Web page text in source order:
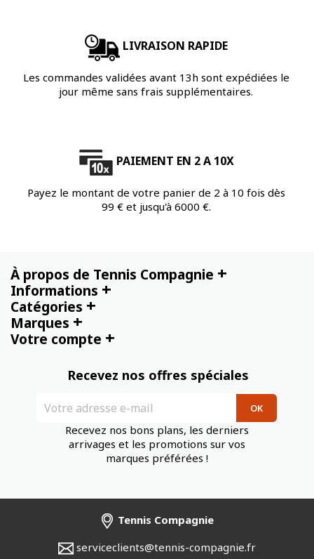
LIVRAISON RAPIDE
Les commandes validées avant 13h sont expédiées le
jour même sans frais supplémentaires.
PAIEMENT EN 2 A 10X
Payez le montant de votre panier de 2 à 10 fois dès
99 € et jusqu'à 6000 €.
À propos de Tennis Compagnie +
Informations +
Catégories +
Marques +
Votre compte +
Recevez nos offres spéciales
Recevez nos bons plans, les derniers
arrivages et les promotions sur vos
marques préférées !
Tennis Compagnie
serviceclients@tennis-compagnie.fr